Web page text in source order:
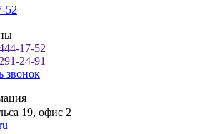
52
17-52
24-91
звонок
19, офис 2